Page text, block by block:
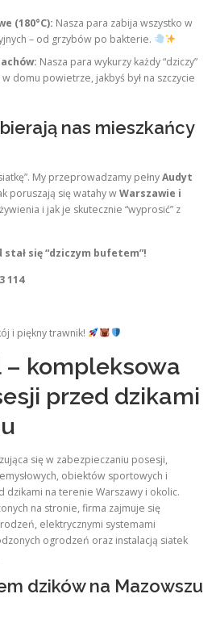
(180°C): Nasza para zabija wszystko w
– od grzybów po bakterie.
Nasza para wykurzy każdy “dziczy”
domu powietrze, jakbyś był na szczycie
nas mieszkańcy
My przeprowadzamy pełnyAudyt
poruszają się watahy wWarszawie i
i jak je skutecznie “wyprosić” z
się “dziczym bufetem”!
114
i piękny trawnik!
– kompleksowa
przed dzikami
się w zabezpieczaniu posesji,
obiektów sportowych i
na terenie Warszawy i okolic.
na stronie, firma zajmuje się
elektrycznymi systemami
ogrodzeń oraz instalacją siatek
dzików na Mazowszu